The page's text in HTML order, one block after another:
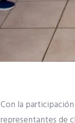
Con la
representantes de